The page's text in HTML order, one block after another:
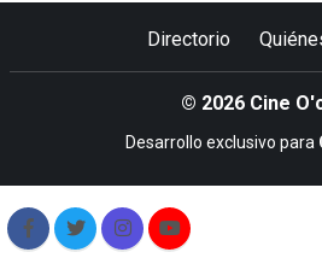
Directorio
© 2026 Cine
Desarrollo exclusivo para